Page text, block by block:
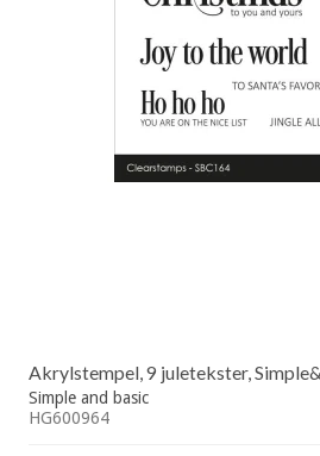
Akrylstempel, 9 juletekster,
Simple and basic
HG600964